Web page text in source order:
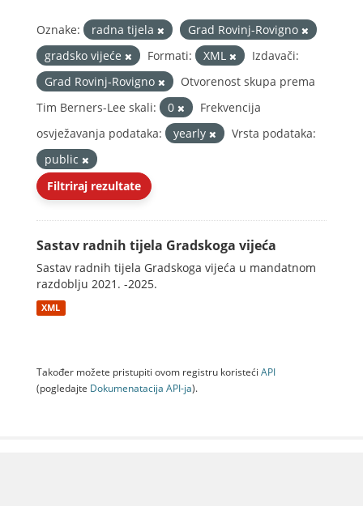
Oznake: radna tijela
Grad Rovinj-Rovigno
gradsko vijeće
Formati: XML
Izdavači:
Grad Rovinj-Rovigno
Otvorenost skupa prema
Tim Berners-Lee skali:
0
Frekvencija
osvježavanja podataka:
yearly
Vrsta podataka:
public
Filtriraj rezultate
Sastav radnih tijela Gradskoga vijeća
Sastav radnih tijela Gradskoga vijeća u mandatnom
razdoblju 2021. -2025.
XML
Također možete pristupiti ovom registru koristeći API
(pogledajte Dokumenаtаcijа API-jа).